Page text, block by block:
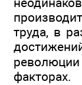
труда, в
факторах.